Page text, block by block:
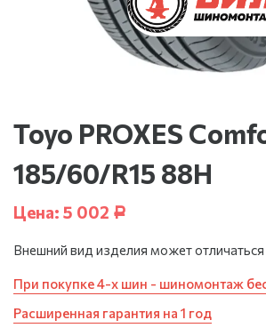
Toyo PROXES
185/60/R15 88H
Цена: 5 002 Р
Внешний вид изделия может
При покупке 4-х шин - шиномонтаж
Расширенная гарантия на 1 год